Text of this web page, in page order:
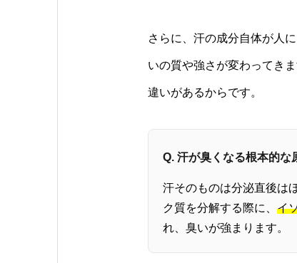
さらに、汗の成分自体が人
いの質や強さが変わってき
違いがあるからです。
Q. 汗が臭くなる根本的な
汗そのものは分泌直後は
ク質を分解する際に、 イ
れ、臭いが強まります。